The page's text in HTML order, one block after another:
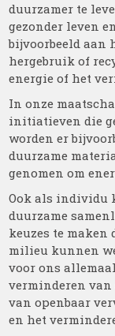
duurzamer te
gezonder leven
bijvoorbeeld aan
hergebruik of
energie of het
In onze
initiatieven die
worden er
duurzame
genomen om
Ook als individu
duurzame
keuzes te
milieu kunnen
voor ons
verminderen
van openbaar
en het